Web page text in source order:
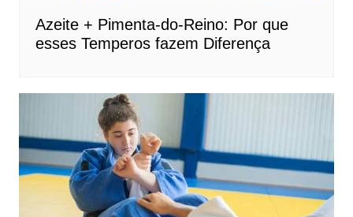
Azeite + Pimenta-do-Reino: Por que
esses Temperos fazem Diferença